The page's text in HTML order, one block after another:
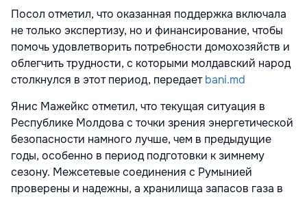
Посол отметил, что оказанная поддержка включала
не только экспертизу, но и финансирование, чтобы
помочь удовлетворить потребности домохозяйств и
облегчить трудности, с которыми молдавский народ
столкнулся в этот период, передаетbani.md
Янис Мажейкс отметил, что текущая ситуация в
Республике Молдова с точки зрения энергетической
безопасности намного лучше, чем в предыдущие
годы, особенно в период подготовки к зимнему
сезону. Межсетевые соединения с Румынией
проверены и надежны, а хранилища запасов газа в